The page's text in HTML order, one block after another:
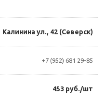
Калинина ул., 42 (Северск)
+7 (952) 681 29-85
453 руб./шт